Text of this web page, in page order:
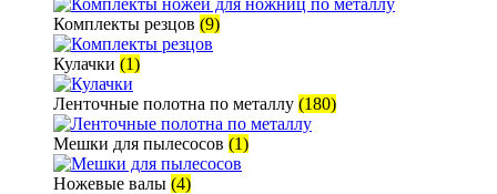
Комплекты резцов (9)
Кулачки (1)
Ленточные полотна по металлу (180)
Мешки для пылесосов (1)
Ножевые валы (4)